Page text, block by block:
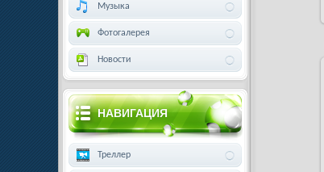
Музыка
Фотогалерея
Новости
НАВИГАЦИЯ
Треллер